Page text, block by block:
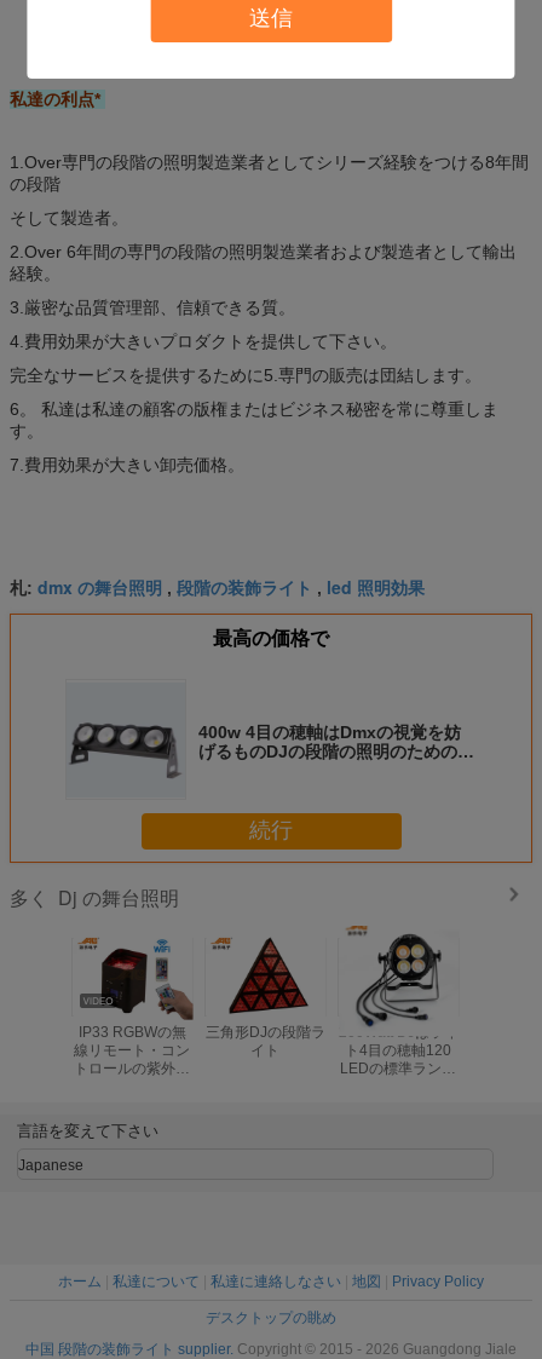
送信
私達の利点*
1.Over専門の段階の照明製造業者としてシリーズ経験をつける8年間
の段階
そして製造者。
2.Over 6年間の専門の段階の照明製造業者および製造者として輸出
経験。
3.厳密な品質管理部、信頼できる質。
4.費用効果が大きいプロダクトを提供して下さい。
完全なサービスを提供するために5.専門の販売は団結します。
6。 私達は私達の顧客の版権またはビジネス秘密を常に尊重しま
す。
7.費用効果が大きい卸売価格。
札: dmx の舞台照明 , 段階の装飾ライト , led 照明効果
最高の価格で
400w 4目の穂軸はDmxの視覚を妨
げるものDJの段階の照明のための白
続行
多く Dj の舞台照明
IP33 RGBWの無
線リモート・コン
トロールの紫外線
三角形DJの段階ラ
イト
200Watt DJはライ
ト4目の穂軸120
LEDの標準ランプ
言語を変えて下さい
Japanese
ホーム 私達について 私達に連絡しなさい 地図 Privacy Policy
デスクトップの眺め
中国 段階の装飾ライト supplier. Copyright © 2015 - 2026 Guangdong Jiale